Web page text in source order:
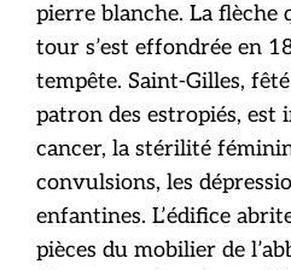
pierre blanche. La
tour s’est effondrée en
tempête. Saint-Gilles,
patron des estropiés, est
cancer, la stérilité
convulsions, les
enfantines. L’édifice
pièces du mobilier de